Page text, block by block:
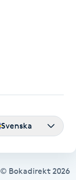
Svenska
© Bokadirekt 2026